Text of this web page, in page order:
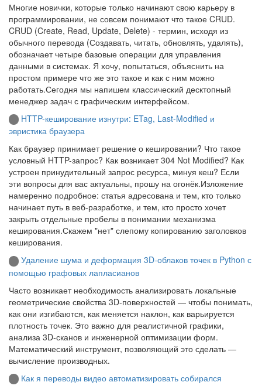
Многие новички, которые только начинают свою карьеру в
программировании, не совсем понимают что такое CRUD.
CRUD (Create, Read, Update, Delete) - термин, исходя из
обычного перевода (Создавать, читать, обновлять, удалять),
обозначает четыре базовые операции для управления
данными в системах. Я хочу, попытаться, объяснить на
простом примере что же это такое и как с ним можно
работать.Сегодня мы напишем классический десктопный
менеджер задач с графическим интерфейсом.
HTTP-кеширование изнутри: ETag, Last-Modified и
эвристика браузера
Как браузер принимает решение о кешировании? Что такое
условный HTTP-запрос? Как возникает 304 Not Modified? Как
устроен принудительный запрос ресурса, минуя кеш? Если
эти вопросы для вас актуальны, прошу на огонёк.Изложение
намеренно подробное: статья адресована и тем, кто только
начинает путь в веб-разработке, и тем, кто просто хочет
закрыть отдельные пробелы в понимании механизма
кеширования.Скажем "нет" слепому копированию заголовков
кеширования.
Удаление шума и деформация 3D‑облаков точек в Python с
помощью графовых лапласианов
Часто возникает необходимость анализировать локальные
геометрические свойства 3D-поверхностей — чтобы понимать,
как они изгибаются, как меняется наклон, как варьируется
плотность точек. Это важно для реалистичной графики,
анализа 3D‑сканов и инженерной оптимизации форм.
Математический инструмент, позволяющий это сделать —
вычисление производных.
Как я переводы видео автоматизировать собирался